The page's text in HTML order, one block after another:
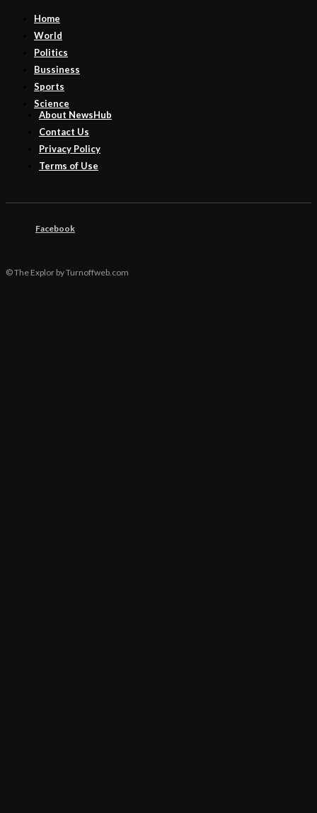
Home
World
Politics
Bussiness
Sports
Science
About NewsHub
Contact Us
Privacy Policy
Terms of Use
Facebook
© The Explor by Turnoffweb.com